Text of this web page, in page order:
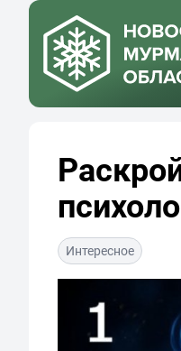
Интересное